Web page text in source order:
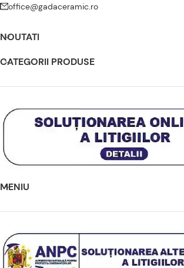
office@gadaceramic.ro
NOUTATI
CATEGORII PRODUSE
MENIU